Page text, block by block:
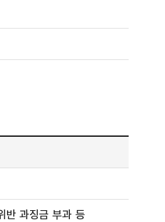
반 과징금 부과 등